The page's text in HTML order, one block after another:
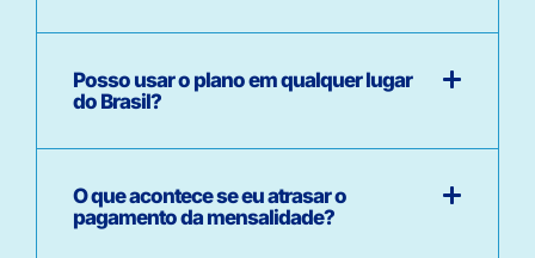
Posso usar o plano em qualquer lugar
do Brasil?
O que acontece se eu atrasar o
pagamento da mensalidade?